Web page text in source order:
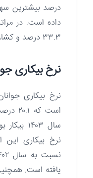
درصد بیشترین
داده است. در
۳۳.۳ درصد و کشاورزی با ۱۳.۹ درصد قرار دارند.
نرخ بیکاری
است
سال
نرخ بیکاری